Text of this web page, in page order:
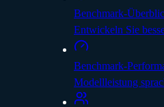
Benchmark-
Entwickeln Sie
Benchmark-
Modellleistung